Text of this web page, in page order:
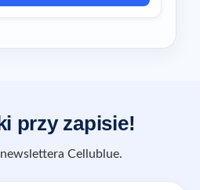
przy zapisie!
Cellublue.